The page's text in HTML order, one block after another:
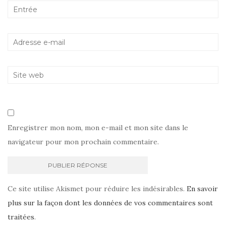
Enregistrer mon nom, mon e-mail et mon site dans le
navigateur pour mon prochain commentaire.
Ce site utilise Akismet pour réduire les indésirables. En savoir
plus sur la façon dont les données de vos commentaires sont
traitées.